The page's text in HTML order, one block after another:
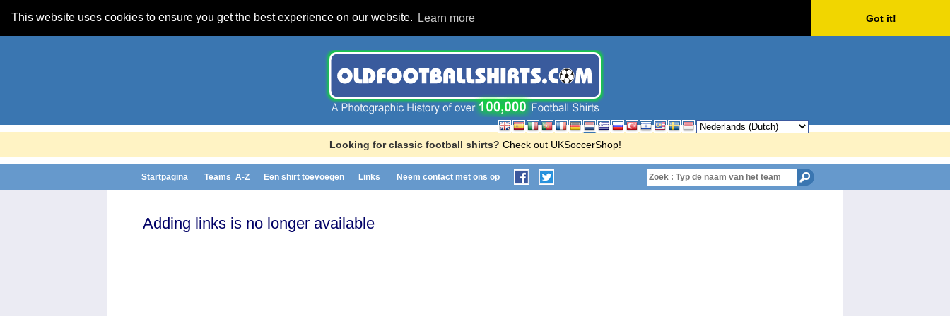
This website uses cookies to ensure you get the best experience on our website. Learn more Got it!
Looking for classic football shirts? Check out UKSoccerShop!
Startpagina Teams A-Z Een shirt toevoegen Links Neem contact met ons op
Adding links is no longer available